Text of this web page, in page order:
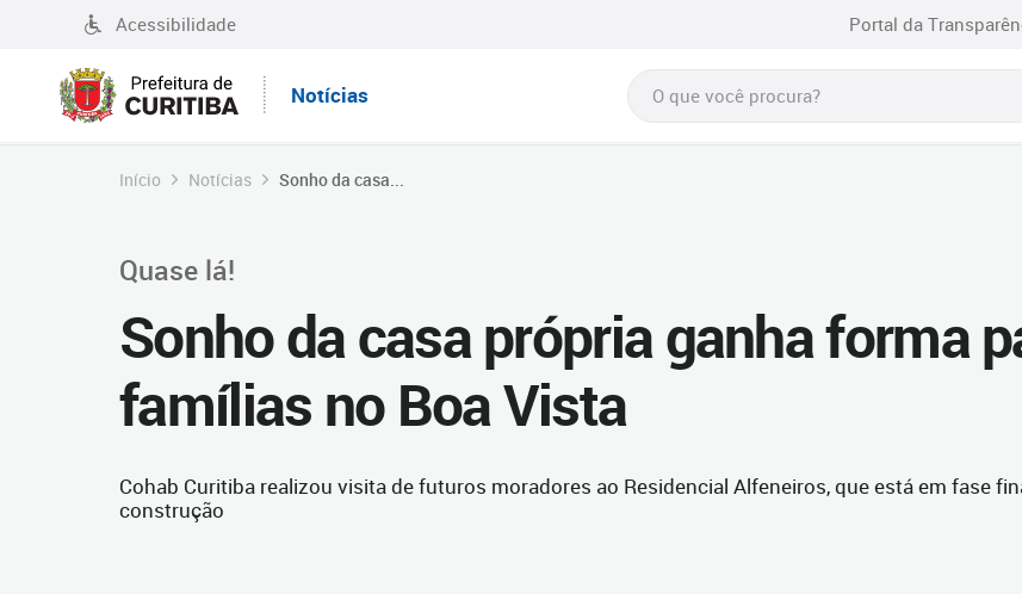
Acessibilidade Portal da
Notícias
Início Notícias Sonho da casa...
Quase lá!
Sonho da casa própria ganha forma
famílias no Boa Vista
Cohab Curitiba realizou visita de futuros moradores ao Residencial Alfeneiros, que está em fase
construção